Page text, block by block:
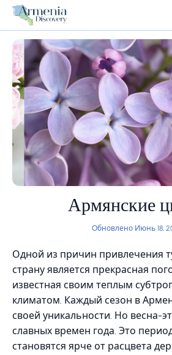
Армянские
Обновлено Июнь 18,
Одной из причин привлечения
страну является прекрасная
известная своим теплым
климатом. Каждый сезон в
своей уникальности. Но весна-
славных времен года. Это
становятся ярче от расцвета